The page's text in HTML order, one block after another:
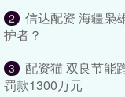
2
信达配资 海疆枭
护者？
3
配资猫 双良节能
罚款1300万元